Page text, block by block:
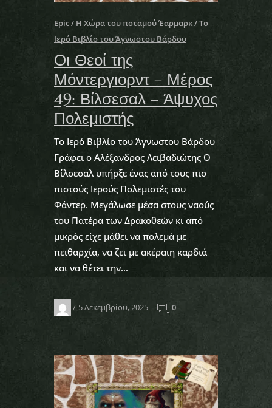
Epic Η Χώρα του ποταμού Έαρμαρκ
Το
Ιερό Βιβλίο του Άγνωστου Βάρδου
Οι Θεοί της
Μόντεργιορντ – Μέρος
49: Βίλσεσαλ – Άψυχος
Πολεμιστής
Το Ιερό Βιβλίο του Άγνωστου Βάρδου
Γράφει ο Αλέξανδρος Λειβαδιώτης Ο
Βίλσεσαλ υπήρξε ένας από τους πιο
πιστούς Ιερούς Πολεμιστές του
Φάντερ. Μεγάλωσε μέσα στους ναούς
του Πατέρα των Δρακοθεών κι από
μικρός είχε μάθει να πολεμά με
πειθαρχία, να ζει με ακέραιη καρδιά
και να θέτει την...
5 Δεκεμβρίου, 2025 0